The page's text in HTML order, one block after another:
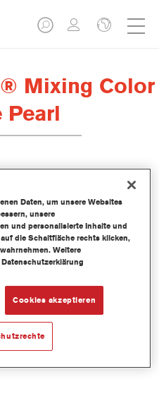
Mixing Color
Pearl
ist Teil des Cromax
mit mehr als 30.000
Farbtonformeln.
Daten, um unsere Websites
unsere
und personalisierte Inhalte und
die Schaltfläche rechts klicken,
Weitere
Cookies akzeptieren